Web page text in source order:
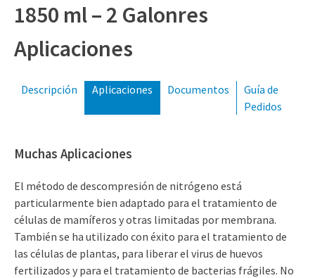
(309) 762-7716
1850 ml – 2 Galonres
Aplicaciones
Descripción Aplicaciones Documentos
Guía de
Pedidos
Muchas Aplicaciones
El método de descompresión de nitrógeno está
particularmente bien adaptado para el tratamiento de
células de mamíferos y otras limitadas por membrana.
También se ha utilizado con éxito para el tratamiento de
las células de plantas, para liberar el virus de huevos
fertilizados y para el tratamiento de bacterias frágiles. No